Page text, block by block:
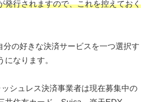
発行されますので、これを控えておく
分の好きな決済サービスを一つ選択す
になります。
シュレス決済事業者は現在募集中の